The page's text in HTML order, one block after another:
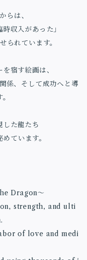
らは、
収入があった」
られています。
宿す絵画は、
係、そして成功へと導
した龍たち
ています。
Dragon〜
strength, and ulti
of love and medi